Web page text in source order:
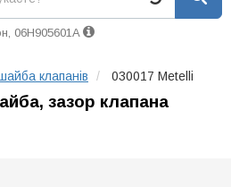
06H905601A
клапанів 030017 Metelli
зазор клапана